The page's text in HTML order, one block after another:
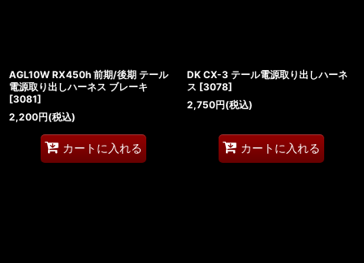
AGL10W RX450h 前期/後期 テール
電源取り出しハーネス ブレーキ
[3081]
2,200円(税込)
カートに入れる
DK CX-3 テール電源取り出しハーネ
ス [3078]
2,750円(税込)
カートに入れる